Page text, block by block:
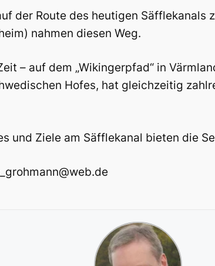
der Route des heutigen Säfflekanals
nahmen diesen Weg.
– auf dem „Wikingerpfad“ in
Hofes, hat gleichzeitig
und Ziele am Säfflekanal bieten die